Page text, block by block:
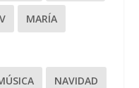
MARÍA
NAVIDAD